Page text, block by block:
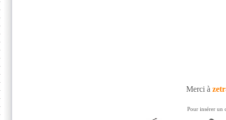
Merci à
Pour insérer un